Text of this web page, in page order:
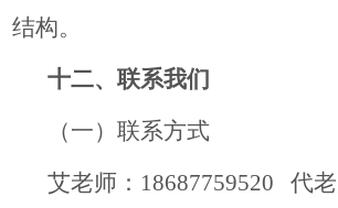
结构。
十二、联系我们
（一）联系方式
艾老师：18687759520 代老